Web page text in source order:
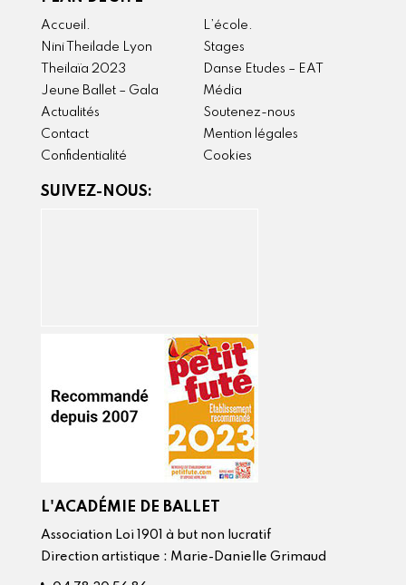
Accueil.
L’école.
Nini Theilade Lyon
Stages
Theilaïa 2023
Danse Etudes – EAT
Jeune Ballet – Gala
Média
Actualités
Soutenez-nous
Contact
Mention légales
Confidentialité
Cookies
SUIVEZ-NOUS:
L'ACADÉMIE DE BALLET
Association Loi 1901 à but non lucratif
Direction artistique : Marie-Danielle Grimaud